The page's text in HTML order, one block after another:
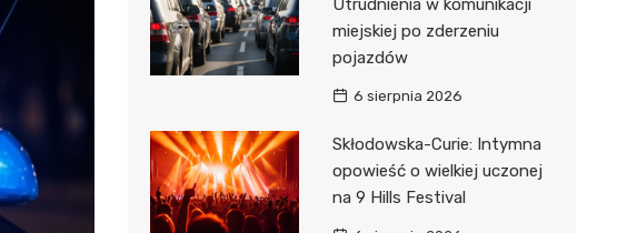
Utrudnienia w komunikacji
miejskiej po zderzeniu
pojazdów
6 sierpnia 2026
Skłodowska-Curie: Intymna
opowieść o wielkiej uczonej
na 9 Hills Festival